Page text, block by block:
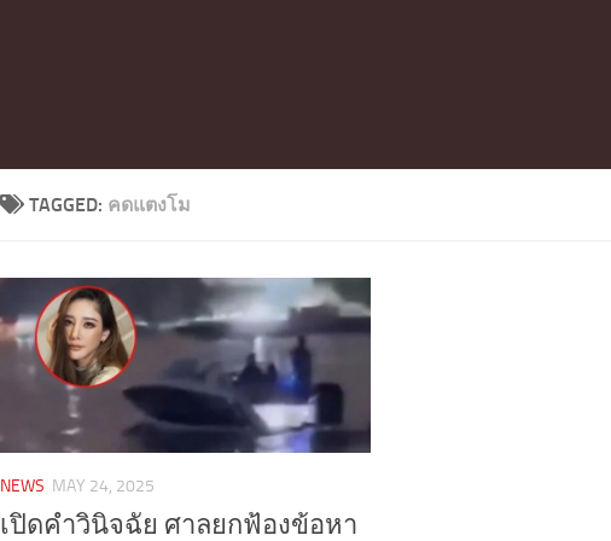
TAGGED: คดแตงโม
NEWS MAY 24, 2025
เปิดคำวินิจฉัย ศาลยกฟ้องข้อหา